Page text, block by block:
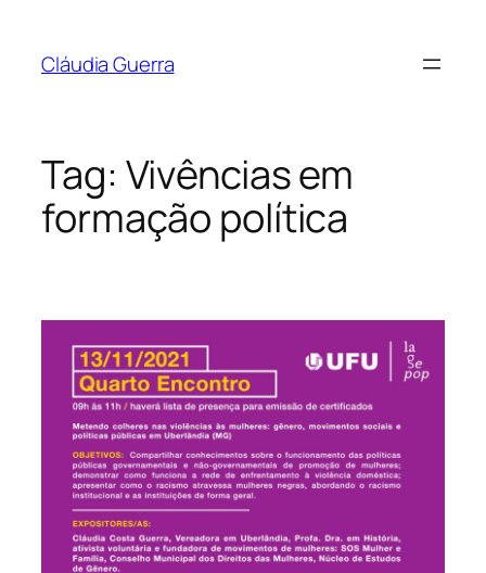
Cláudia Guerra
Tag: Vivências em
formação política